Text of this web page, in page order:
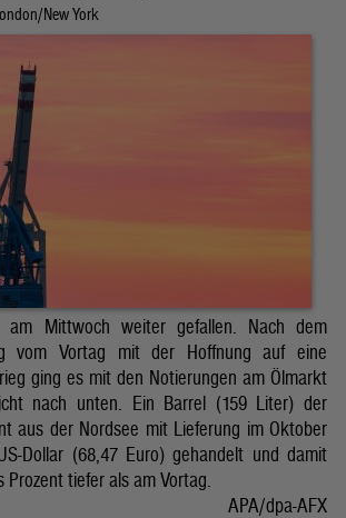
New York
am Mittwoch weiter gefallen. Nach dem
vom Vortag mit der Hoffnung auf eine
ging es mit den Notierungen am Ölmarkt
nach unten. Ein Barrel (159 Liter) der
aus der Nordsee mit Lieferung im Oktober
Dollar (68,47 Euro) gehandelt und damit
Prozent tiefer als am Vortag.
APA/dpa-AFX